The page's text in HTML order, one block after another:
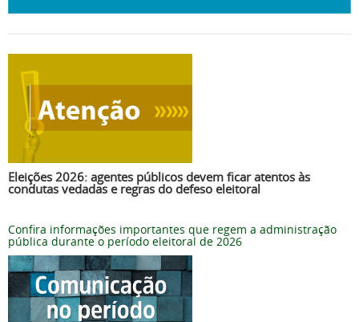
Eleições 2026: agentes públicos devem ficar atentos às
condutas vedadas e regras do defeso eleitoral
Confira informações importantes que regem a administração
pública durante o período eleitoral de 2026